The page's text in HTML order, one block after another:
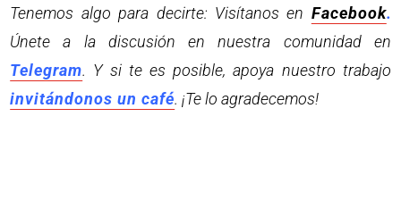
Tenemos algo para decirte: Visítanos en Facebook.
Únete a la discusión en nuestra comunidad en
Telegram. Y si te es posible, apoya nuestro trabajo
invitándonos un café. ¡Te lo agradecemos!